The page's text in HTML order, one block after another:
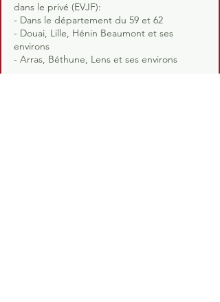
dans le privé (EVJF):
- Dans le département du 59 et 62
- Douai, Lille, Hénin Beaumont et ses
environs
- Arras, Béthune, Lens et ses environs